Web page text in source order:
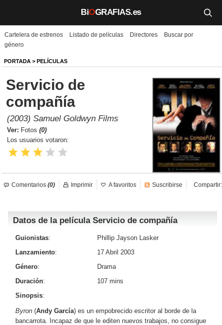
BiOGRAFIAS.es
Biografías
Películas
TV
Música
Un día como hoy
Videos
Iniciar sesión Crear cuenta
Cartelera de estrenos Listado de películas Directores
Buscar por
género
PORTADA > PELÍCULAS
Servicio de
compañía
(2003) Samuel Goldwyn Films
Ver: Fotos (0)
Los usuarios votaron:
Comentarios (0) Compartir:
Imprimir A favoritos Suscribirse
Datos de la película Servicio de compañía
Guionistas:
Phillip Jayson Lasker
Lanzamiento:
17 Abril 2003
Género:
Drama
Duración:
107 mins
Sinopsis:
Byron (Andy García) es un empobrecido escritor al borde de la
bancarrota. Incapaz de que le editen nuevos trabajos, no consigue